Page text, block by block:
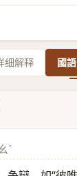
细解释 國
ˊ